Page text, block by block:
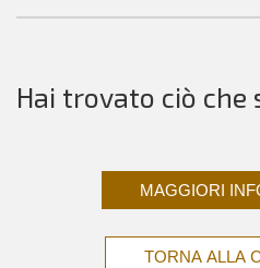
Hai trovato ciò che
MAGGIORI
TORNA ALLA